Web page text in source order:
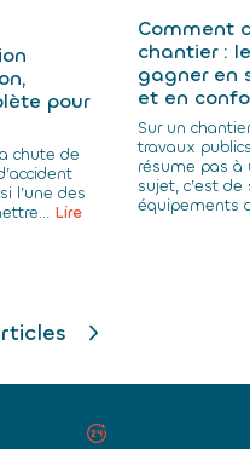
pour
chute de
l’une des
Lire
Comment
chantier :
gagner en
et en
Sur un
travaux
résume pas à
sujet, c’est
équipements